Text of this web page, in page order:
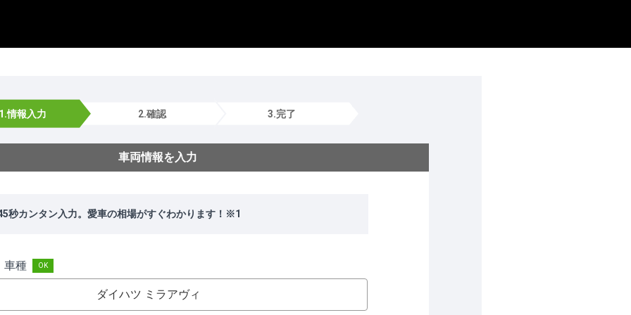
情報入力 2.確認 3.完了
車両情報を入力
秒カンタン入力。愛車の相場がすぐわかります！※1
車種
ダイハツ ミラアヴィ